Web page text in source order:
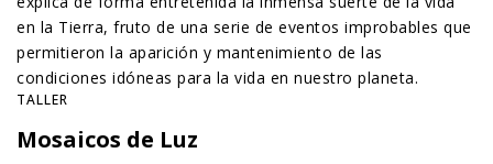
en la Tierra, fruto de una serie de eventos improbables que
permitieron la aparición y mantenimiento de las
condiciones idóneas para la vida en nuestro planeta.
TALLER
Mosaicos de Luz